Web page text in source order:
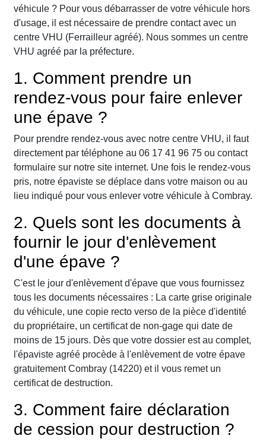
véhicule ? Pour vous débarrasser de votre véhicule hors
d'usage, il est nécessaire de prendre contact avec un
centre VHU (Ferrailleur agréé). Nous sommes un centre
VHU agréé par la préfecture.
1. Comment prendre un
rendez-vous pour faire enlever
une épave ?
Pour prendre rendez-vous avec notre centre VHU, il faut
directement par téléphone au 06 17 41 96 75 ou contact
formulaire sur notre site internet. Une fois le rendez-vous
pris, notre épaviste se déplace dans votre maison ou au
lieu indiqué pour vous enlever votre véhicule à Combray.
2. Quels sont les documents à
fournir le jour d'enlèvement
d'une épave ?
C'est le jour d'enlèvement d'épave que vous fournissez
tous les documents nécessaires : La carte grise originale
du véhicule, une copie recto verso de la pièce d'identité
du propriétaire, un certificat de non-gage qui date de
moins de 15 jours. Dès que votre dossier est au complet,
l'épaviste agréé procède à l'enlèvement de votre épave
gratuitement Combray (14220) et il vous remet un
certificat de destruction.
3. Comment faire déclaration
de cession pour destruction ?